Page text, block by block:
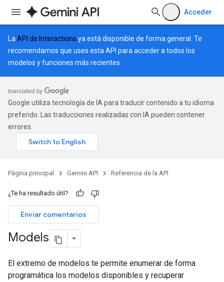
Acceder
La API de Interactions ya está disponible de forma general. Te
recomendamos que uses esta API para acceder a todos los
modelos y funciones más recientes.
Google utiliza tecnología de IA para traducir contenido a tu idioma
preferido. Las traducciones realizadas con IA pueden contener
errores.
Página principal Gemini API Referencia de la API
¿Te ha resultado útil?
Enviar comentarios
Models
El extremo de modelos te permite enumerar de forma
programática los modelos disponibles y recuperar